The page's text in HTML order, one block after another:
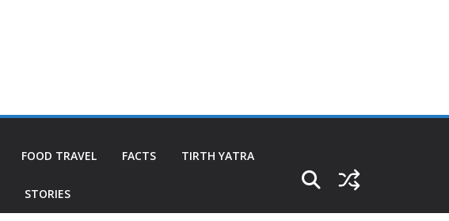
FOOD TRAVEL FACTS TIRTH YATRA
STORIES